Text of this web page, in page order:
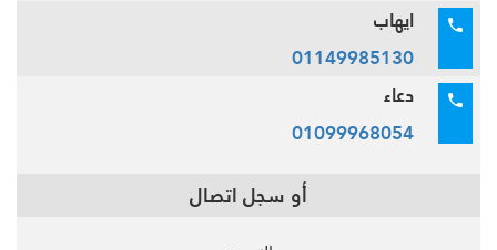
ايهاب
01149985130
دعاء
01099968054
أو سجل اتصال